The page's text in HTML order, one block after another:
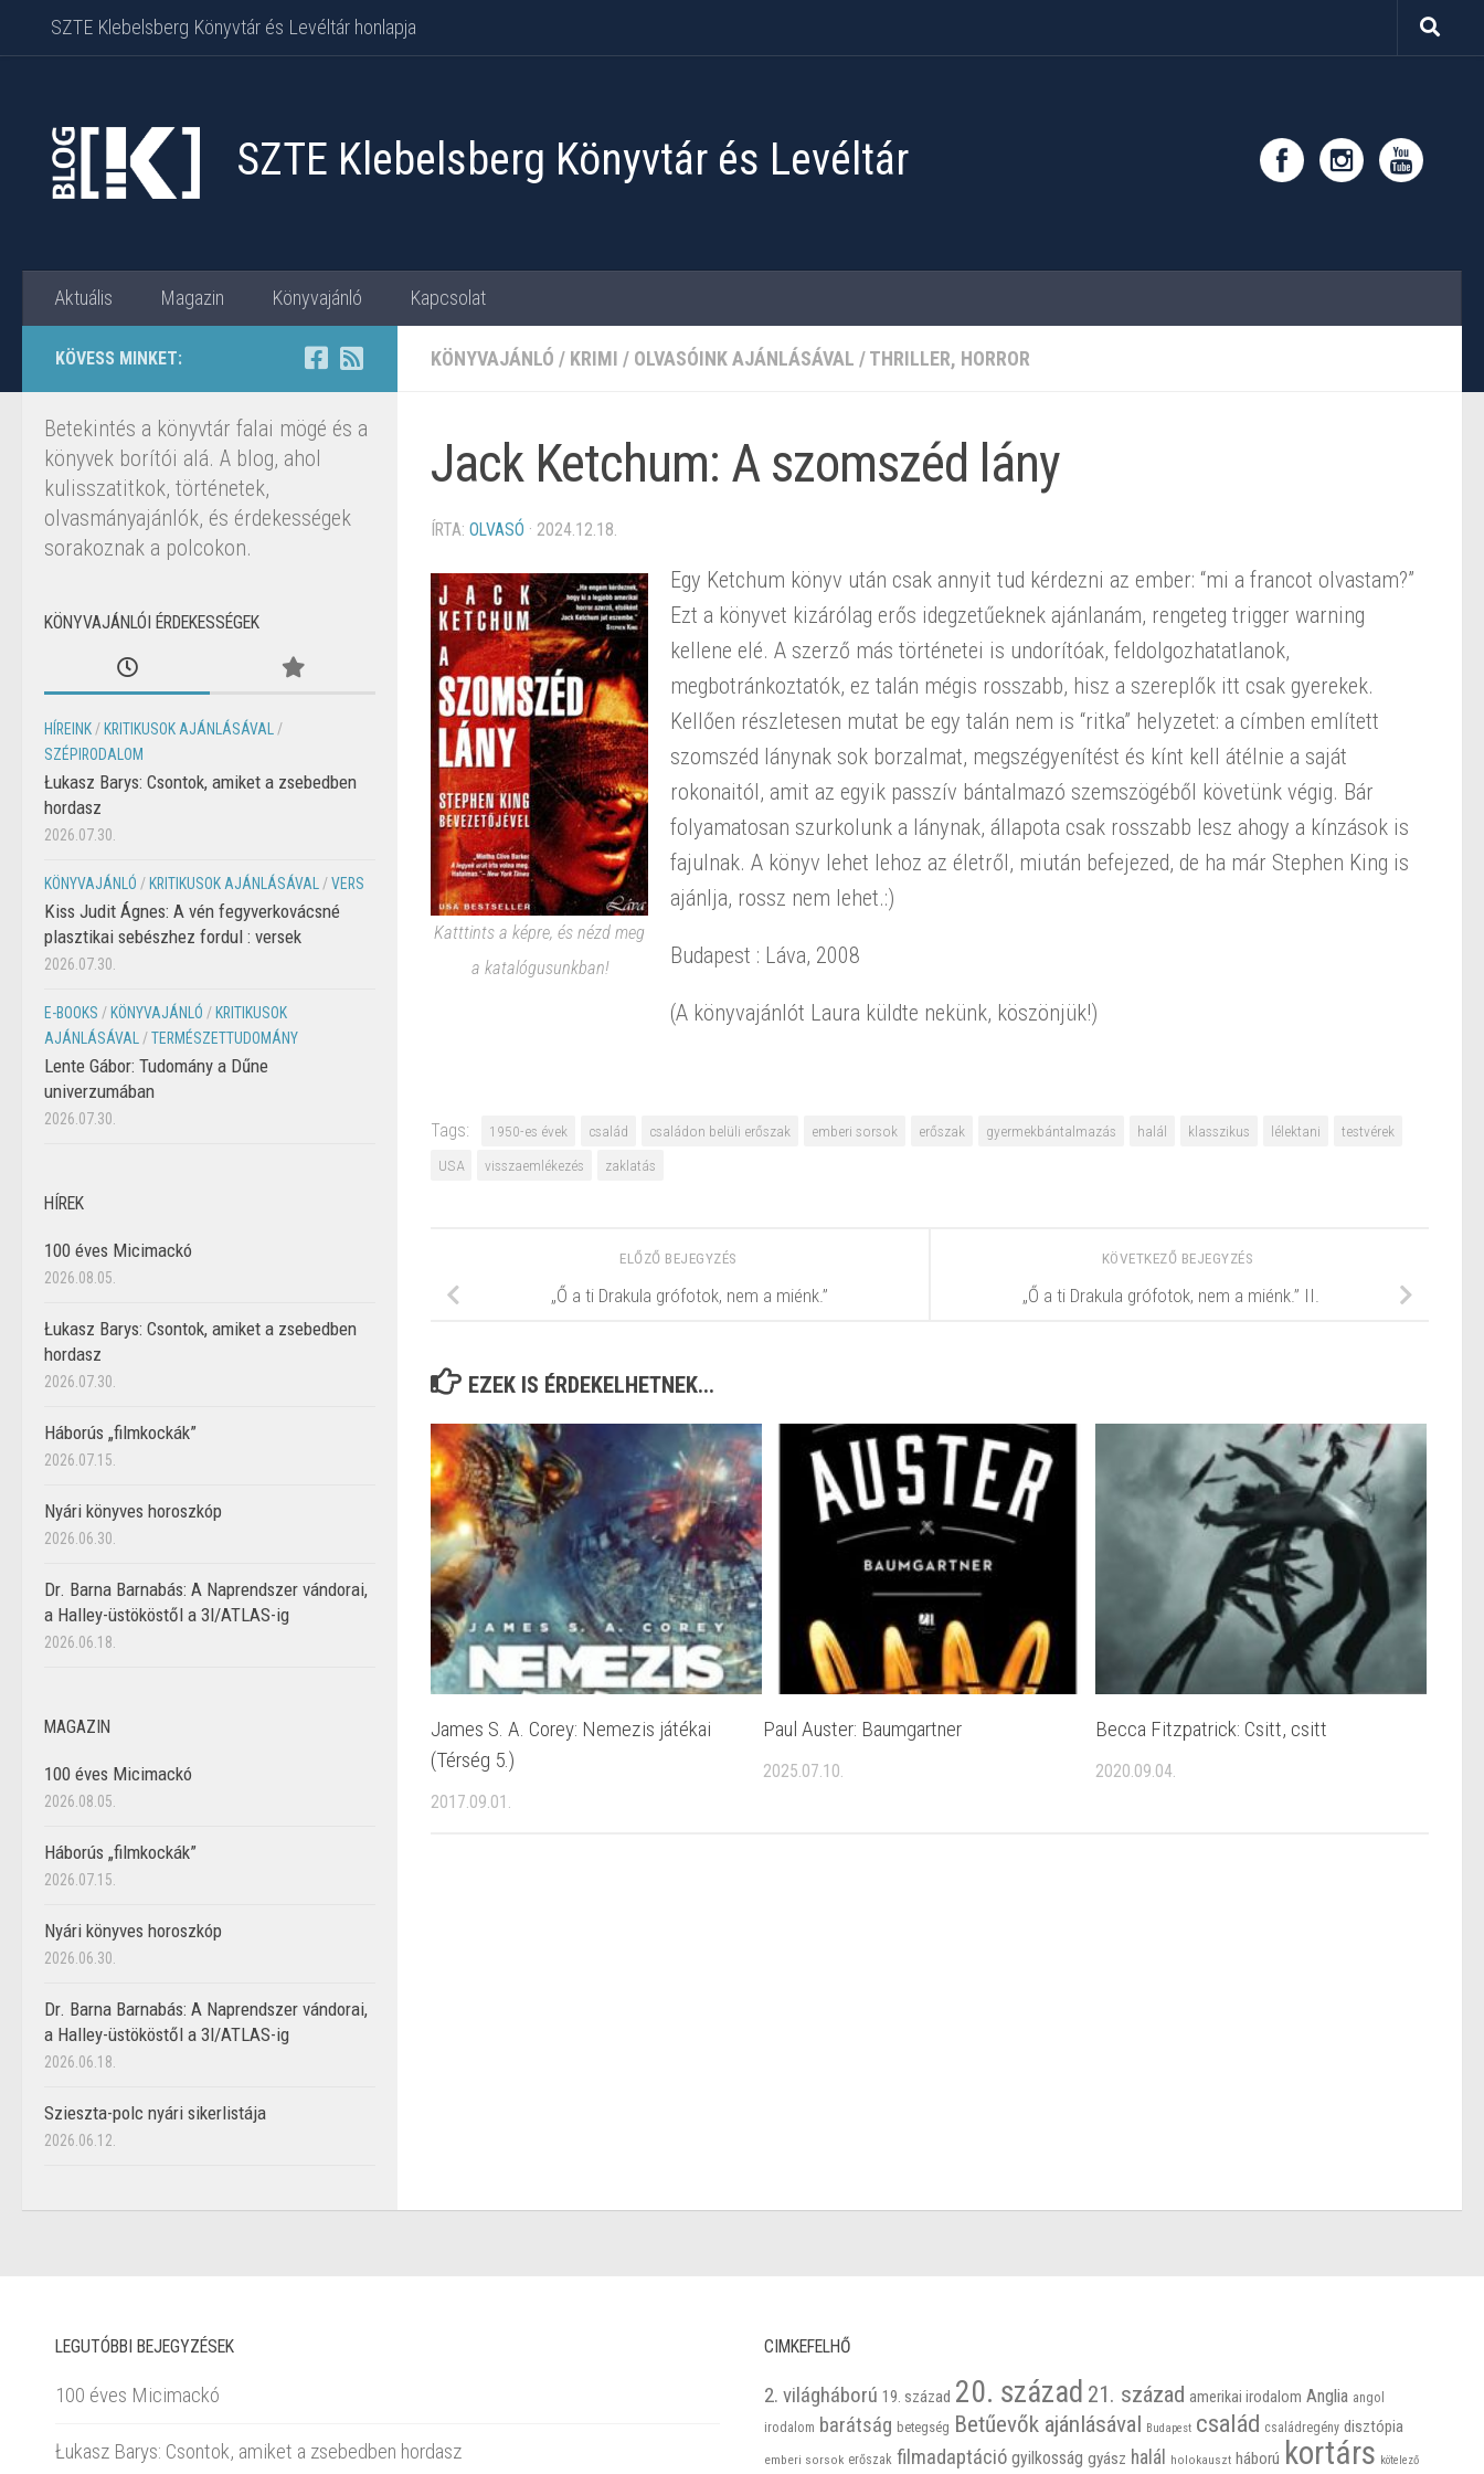
Skip to content
SZTE Klebelsberg Könyvtár és Levéltár honlapja
SZTE Klebelsberg Könyvtár és Levéltár
Aktuális Magazin Könyvajánló Kapcsolat
KÖNYVAJÁNLÓ / KRIMI / OLVASÓINK AJÁNLÁSÁVAL /THRILLER, HORROR
Jack Ketchum: A szomszéd lány
ÍRTA: OLVASÓ · 2024.12.18.
Katttints a képre, és nézd meg
a katalógusunkban!
Egy Ketchum könyv után csak annyit tud kérdezni az ember: “mi a francot olvastam?”
Ezt a könyvet kizárólag erős idegzetűeknek ajánlanám, rengeteg trigger warning
kellene elé. A szerző más történetei is undorítóak, feldolgozhatatlanok,
megbotránkoztatók, ez talán mégis rosszabb, hisz a szereplők itt csak gyerekek.
Kellően részletesen mutat be egy talán nem is “ritka” helyzetet: a címben említett
szomszéd lánynak sok borzalmat, megszégyenítést és kínt kell átélnie a saját
rokonaitól, amit az egyik passzív bántalmazó szemszögéből követünk végig. Bár
folyamatosan szurkolunk a lánynak, állapota csak rosszabb lesz ahogy a kínzások is
fajulnak. A könyv lehet lehoz az életről, miután befejezed, de ha már Stephen King is
ajánlja, rossz nem lehet.:)
Budapest : Láva, 2008
(A könyvajánlót Laura küldte nekünk, köszönjük!)
Tags: 1950-es évek család családon belüli erőszak emberi sorsok erőszak gyermekbántalmazás halál klasszikus lélektani
testvérek
USA
visszaemlékezés zaklatás
KÖVETKEZŐ BEJEGYZÉS
„Ő a ti Drakula grófotok, nem a miénk.” II.
ELŐZŐ BEJEGYZÉS
„Ő a ti Drakula grófotok, nem a miénk.”
EZEK IS ÉRDEKELHETNEK...
James S. A. Corey: Nemezis játékai
(Térség 5.)
2017.09.01.
Paul Auster: Baumgartner
2025.07.10.
Becca Fitzpatrick: Csitt, csitt
2020.09.04.
KÖVESS MINKET:
Betekintés a könyvtár falai mögé és a
könyvek borítói alá. A blog, ahol
kulisszatitkok, történetek,
olvasmányajánlók, és érdekességek
sorakoznak a polcokon.
KÖNYVAJÁNLÓI ÉRDEKESSÉGEK
HÍREINK / KRITIKUSOK AJÁNLÁSÁVAL
/
SZÉPIRODALOM
Łukasz Barys: Csontok, amiket a zsebedben
hordasz
2026.07.30.
KÖNYVAJÁNLÓ / KRITIKUSOK AJÁNLÁSÁVAL /VERS
Kiss Judit Ágnes: A vén fegyverkovácsné
plasztikai sebészhez fordul : versek
2026.07.30.
E-BOOKS / KÖNYVAJÁNLÓ / KRITIKUSOK
AJÁNLÁSÁVAL
/TERMÉSZETTUDOMÁNY
Lente Gábor: Tudomány a Dűne
univerzumában
2026.07.30.
HÍREK
100 éves Micimackó
2026.08.05.
Łukasz Barys: Csontok, amiket a zsebedben
hordasz
2026.07.30.
Háborús „filmkockák”
2026.07.15.
Nyári könyves horoszkóp
2026.06.30.
Dr. Barna Barnabás: A Naprendszer vándorai,
a Halley-üstököstől a 3I/ATLAS-ig
2026.06.18.
MAGAZIN
100 éves Micimackó
2026.08.05.
Háborús „filmkockák”
2026.07.15.
Nyári könyves horoszkóp
2026.06.30.
Dr. Barna Barnabás: A Naprendszer vándorai,
a Halley-üstököstől a 3I/ATLAS-ig
2026.06.18.
Szieszta-polc nyári sikerlistája
2026.06.12.
LEGUTÓBBI BEJEGYZÉSEK
100 éves Micimackó
Łukasz Barys: Csontok, amiket a zsebedben hordasz
CIMKEFELHŐ
2. világháború 19. század 20. század 21. század amerikai irodalom Anglia angol
irodalom barátság betegség Betűevők ajánlásával Budapest család családregény disztópia
emberi sorsok erőszak filmadaptáció gyilkosság gyász halál holokauszt háború kortárs kötelező